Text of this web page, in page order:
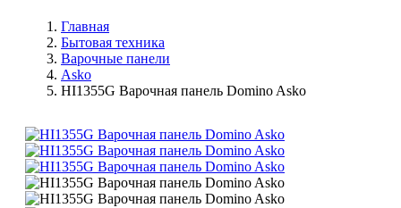
Главная
Бытовая техника
Варочные панели
Asko
HI1355G Варочная панель Domino Asko